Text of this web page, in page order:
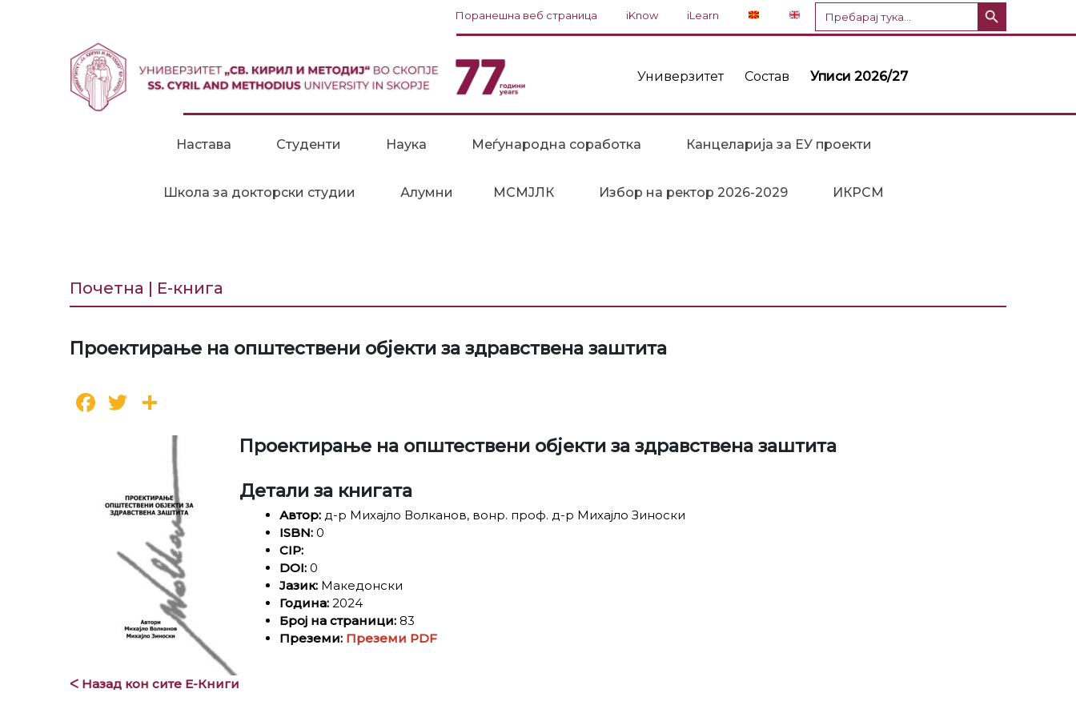
Поранешна веб страница iKnow iLearn
Пребарај
за:
Универзитет Состав Уписи 2026/27
Настава Студенти Наука Меѓународна соработка Канцеларија за ЕУ проекти
Школа за докторски студии Алумни МСМЈЛК Избор на ректор 2026-2029 ИКРСМ
Почетна | Е-книга
Проектирање на општествени објекти за здравствена заштита
Facebook
Twitter
Проектирање на општествени објекти за здравствена заштита
Детали за книгата
Автор: д-р Михајло Волканов, вонр. проф. д-р Михајло Зиноски
ISBN: 0
CIP:
DOI: 0
Јазик: Македонски
Година: 2024
Број на страници: 83
Преземи: Преземи PDF
ᐸ Назад кон сите Е-Книги